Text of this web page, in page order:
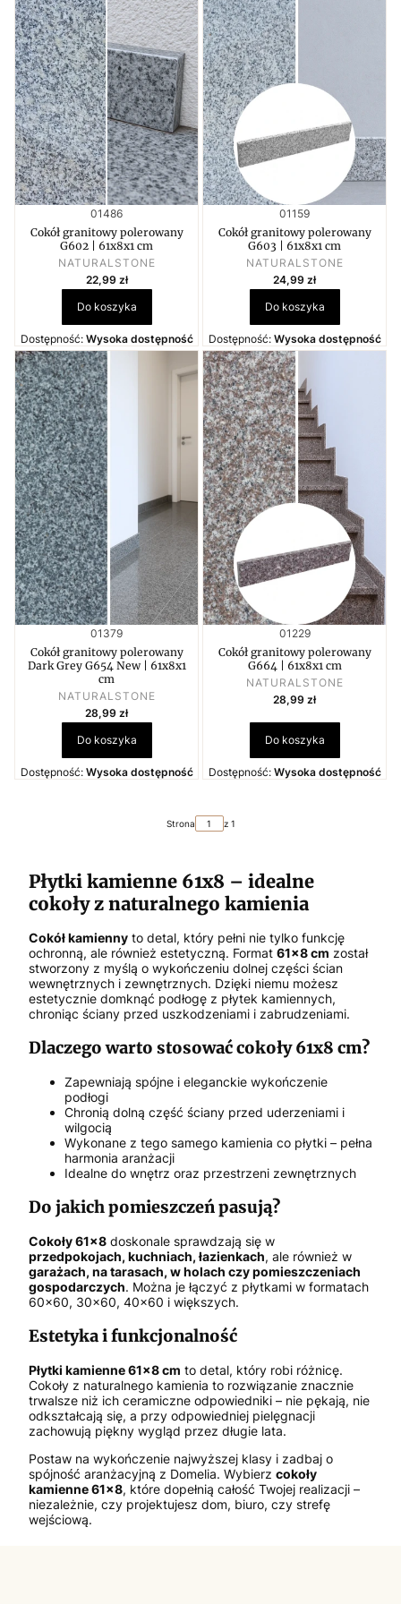
Kod produktu
01486
Cokół granitowy polerowany
G602 | 61x8x1 cm
PRODUCENT
NATURALSTONE
Cena
22,99 zł
Do koszyka
Dostępność: Wysoka dostępność
Kod produktu
01159
Cokół granitowy polerowany
G603 | 61x8x1 cm
PRODUCENT
NATURALSTONE
Cena
24,99 zł
Do koszyka
Dostępność: Wysoka dostępność
Kod produktu
01379
Cokół granitowy polerowany
Dark Grey G654 New | 61x8x1
cm
PRODUCENT
NATURALSTONE
Cena
28,99 zł
Do koszyka
Dostępność: Wysoka dostępność
Kod produktu
01229
Cokół granitowy polerowany
G664 | 61x8x1 cm
PRODUCENT
NATURALSTONE
Cena
28,99 zł
Do koszyka
Dostępność: Wysoka dostępność
Strona z 1
Płytki kamienne 61x8 – idealne
cokoły z naturalnego kamienia
Cokół kamienny to detal, który pełni nie tylko funkcję
ochronną, ale również estetyczną. Format 61x8 cm został
stworzony z myślą o wykończeniu dolnej części ścian
wewnętrznych i zewnętrznych. Dzięki niemu możesz
estetycznie domknąć podłogę z płytek kamiennych,
chroniąc ściany przed uszkodzeniami i zabrudzeniami.
Dlaczego warto stosować cokoły 61x8 cm?
Zapewniają spójne i eleganckie wykończenie
podłogi
Chronią dolną część ściany przed uderzeniami i
wilgocią
Wykonane z tego samego kamienia co płytki – pełna
harmonia aranżacji
Idealne do wnętrz oraz przestrzeni zewnętrznych
Do jakich pomieszczeń pasują?
Cokoły 61x8 doskonale sprawdzają się w
przedpokojach, kuchniach, łazienkach, ale również w
garażach, na tarasach, w holach czy pomieszczeniach
gospodarczych. Można je łączyć z płytkami w formatach
60x60, 30x60, 40x60 i większych.
Estetyka i funkcjonalność
Płytki kamienne 61x8 cm to detal, który robi różnicę.
Cokoły z naturalnego kamienia to rozwiązanie znacznie
trwalsze niż ich ceramiczne odpowiedniki – nie pękają, nie
odkształcają się, a przy odpowiedniej pielęgnacji
zachowują piękny wygląd przez długie lata.
Postaw na wykończenie najwyższej klasy i zadbaj o
spójność aranżacyjną z Domelia. Wybierz cokoły
kamienne 61x8, które dopełnią całość Twojej realizacji –
niezależnie, czy projektujesz dom, biuro, czy strefę
wejściową.